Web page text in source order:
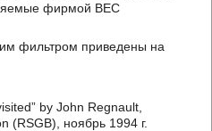
фирмой ВЕС
фильтром приведены на
by John Regnault,
(RSGB), ноябрь 1994 г.